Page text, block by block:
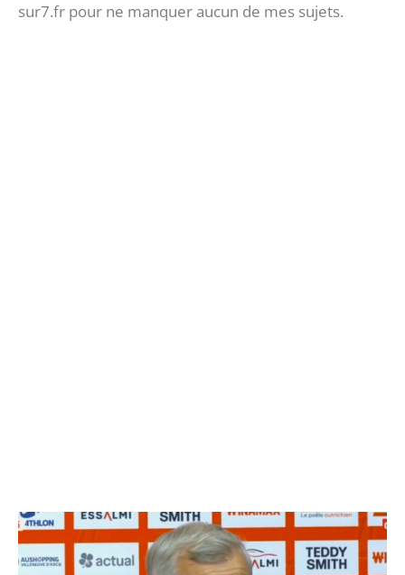
sur7.fr pour ne manquer aucun de mes sujets.